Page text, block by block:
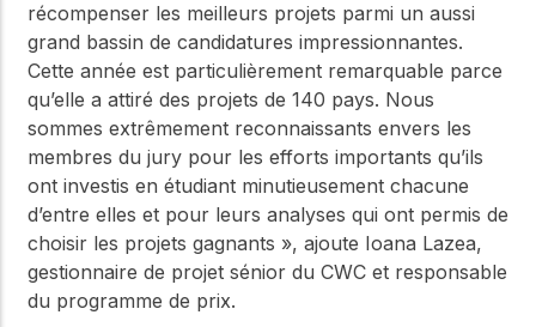
récompenser les meilleurs projets parmi un aussi
grand bassin de candidatures impressionnantes.
Cette année est particulièrement remarquable parce
qu’elle a attiré des projets de 140 pays. Nous
sommes extrêmement reconnaissants envers les
membres du jury pour les efforts importants qu’ils
ont investis en étudiant minutieusement chacune
d’entre elles et pour leurs analyses qui ont permis de
choisir les projets gagnants », ajoute Ioana Lazea,
gestionnaire de projet sénior du CWC et responsable
du programme de prix.